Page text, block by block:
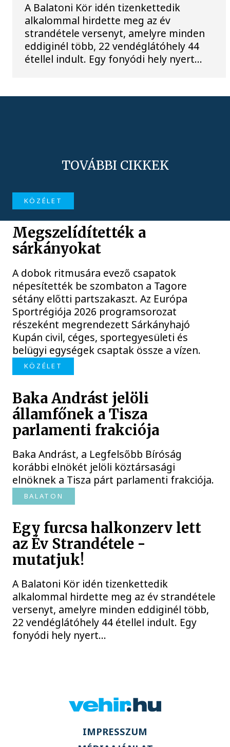
A Balatoni Kör idén tizenkettedik
alkalommal hirdette meg az év
strandétele versenyt, amelyre minden
eddiginél több, 22 vendéglátóhely 44
étellel indult. Egy fonyódi hely nyert...
TOVÁBBI CIKKEK
KÖZÉLET
Megszelídítették a
sárkányokat
A dobok ritmusára evező csapatok
népesítették be szombaton a Tagore
sétány előtti partszakaszt. Az Európa
Sportrégiója 2026 programsorozat
részeként megrendezett Sárkányhajó
Kupán civil, céges, sportegyesületi és
belügyi egységek csaptak össze a vízen.
KÖZÉLET
Baka Andrást jelöli
államfőnek a Tisza
parlamenti frakciója
Baka Andrást, a Legfelsőbb Bíróság
korábbi elnökét jelöli köztársasági
elnöknek a Tisza párt parlamenti frakciója.
BALATON
Egy furcsa halkonzerv lett
az Év Strandétele -
mutatjuk!
A Balatoni Kör idén tizenkettedik
alkalommal hirdette meg az év strandétele
versenyt, amelyre minden eddiginél több,
22 vendéglátóhely 44 étellel indult. Egy
fonyódi hely nyert...
IMPRESSZUM